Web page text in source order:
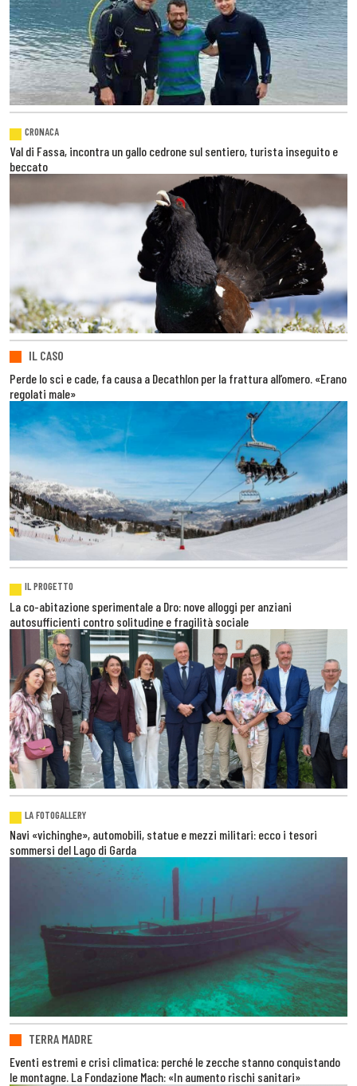
CRONACA
Val di Fassa, incontra un gallo cedrone sul sentiero, turista inseguito e
beccato
IL CASO
Perde lo sci e cade, fa causa a Decathlon per la frattura all’omero. «Erano
regolati male»
IL PROGETTO
La co-abitazione sperimentale a Dro: nove alloggi per anziani
autosufficienti contro solitudine e fragilità sociale
LA FOTOGALLERY
Navi «vichinghe», automobili, statue e mezzi militari: ecco i tesori
sommersi del Lago di Garda
TERRA MADRE
Eventi estremi e crisi climatica: perché le zecche stanno conquistando
le montagne. La Fondazione Mach: «In aumento rischi sanitari»